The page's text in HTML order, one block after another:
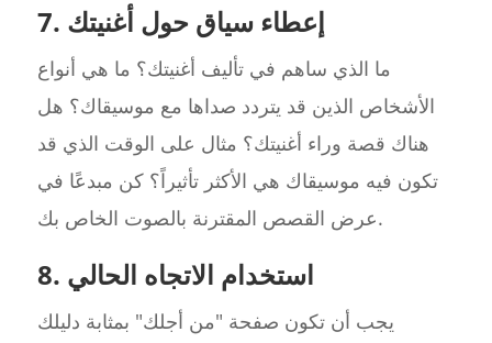
7. إعطاء سياق حول أغنيتك
ما الذي ساهم في تأليف أغنيتك؟ ما هي أنواع
الأشخاص الذين قد يتردد صداها مع موسيقاك؟ هل
هناك قصة وراء أغنيتك؟ مثال على الوقت الذي قد
تكون فيه موسيقاك هي الأكثر تأثيراً؟ كن مبدعًا في
عرض القصص المقترنة بالصوت الخاص بك.
8. استخدام الاتجاه الحالي
يجب أن تكون صفحة "من أجلك" بمثابة دليلك